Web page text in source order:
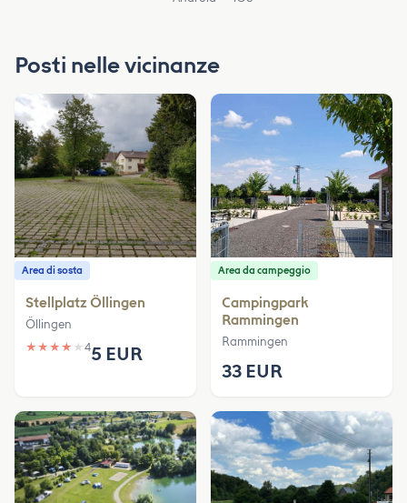
Posti nelle vicinanze
Area di sosta
Stellplatz Öllingen
Öllingen
★ ★ ★ ★ ★ 45 EUR
Area da campeggio
Campingpark
Rammingen
Rammingen
33 EUR